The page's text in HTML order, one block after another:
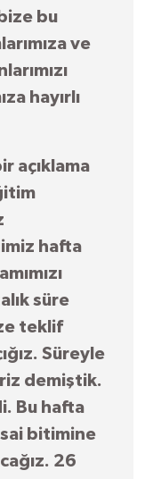
bu
ve
hayırlı
açıklama
hafta
süre
teklif
Süreyle
demiştik.
Bu hafta
bitimine
26